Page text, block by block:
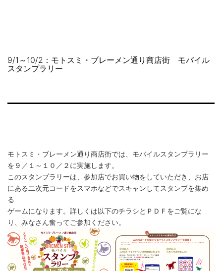
9/1～10/2：モトスミ・ブレーメン通り商店街 モバイル
スタンプラリー
モトスミ・ブレーメン通り商店街では、モバイルスタンプラリー
を９／１～１０／２に実施します。
このスタンプラリーは、参加店でお買い物をしていただき、お店
にある二次元コードをスマホなどでスキャンしてスタンプを集め
る
ゲームになります。詳しくは以下のチラシとＰＤＦをご覧にな
り、みなさん奮ってご参加ください。